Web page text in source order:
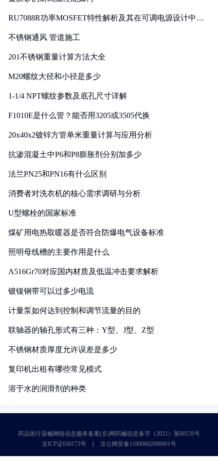
RU7088R功率MOSFET特性解析及其在可调电源设计中的
不锈钢通风 管道施工
201不锈钢重量计算方法大全
M20螺纹大径和小径是多少
1-1/4 NPT螺纹参数及底孔尺寸详解
F1010E是什么管？能否用3205或3505代换
20x40x2镀锌方管单米重量计算与应用分析
抗渗混凝土中P6和P8膨胀剂分别加多少
法兰PN25和PN16有什么区别
消费者对洗衣机的核心需求调研与分析
U型螺栓的国家标准
煤矿用电热取暖器是否符合防爆电气设备标准
照明母线槽的主要作用是什么
A516Gr70对应国内材质及低温冲击要求解析
镀镍钢带可以过多少电流
计量泵如何达到控制和调节流量的目的
联轴器的轴孔形式有三种：Y型、J型、Z型
不锈钢材质厚度允许误差是多少
复印机出租有哪些常见模式
溶于水的润滑剂的种类
药品医疗器械网络信息服务备案(京)网药械信息备字（2021）第00159号
京ICP证030173号
京公网安备11000002000001号